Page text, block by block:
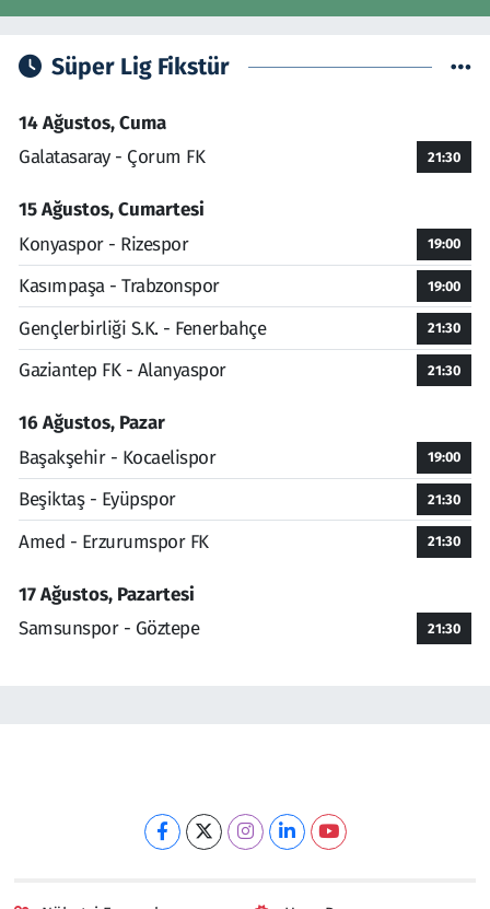
Süper Lig Fikstür
14 Ağustos, Cuma
Galatasaray - Çorum FK
21:30
15 Ağustos, Cumartesi
Konyaspor - Rizespor
19:00
Kasımpaşa - Trabzonspor 19:00
Gençlerbirliği S.K. - Fenerbahçe 21:30
Gaziantep FK - Alanyaspor 21:30
16 Ağustos, Pazar
Başakşehir - Kocaelispor
19:00
Beşiktaş - Eyüpspor 21:30
Amed - Erzurumspor FK 21:30
17 Ağustos, Pazartesi
Samsunspor - Göztepe
21:30